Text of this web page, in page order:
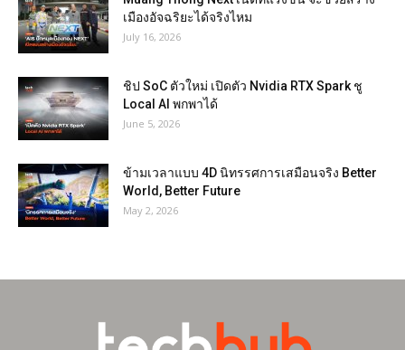
เมืองอัจฉริยะได้จริงไหม
July 16, 2026
ชิป SoC ตัวใหม่ เปิดตัว Nvidia RTX Spark ชู
Local AI พกพาได้
June 5, 2026
ข้ามเวลาแบบ 4D นิทรรศการเสมือนจริง Better
World, Better Future
May 2, 2026